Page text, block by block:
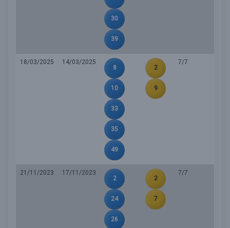
30
39
18/03/2025
14/03/2025
8
10
33
35
49
2
9
7/7
21/11/2023
17/11/2023
2
24
26
2
7
7/7